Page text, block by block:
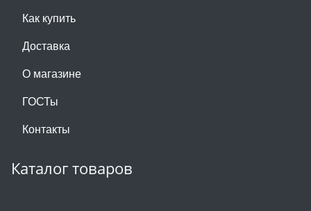
Как купить
Доставка
О магазине
ГОСТы
Контакты
Каталог товаров